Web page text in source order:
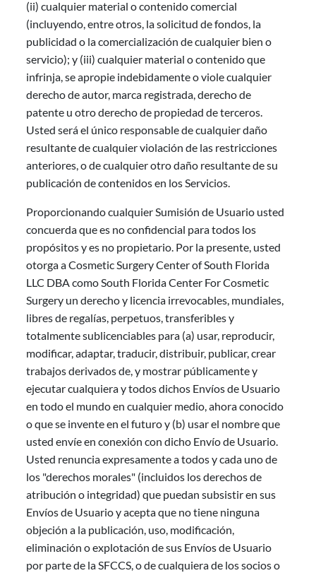
(ii) cualquier material o contenido comercial
(incluyendo, entre otros, la solicitud de fondos, la
publicidad o la comercialización de cualquier bien o
servicio); y (iii) cualquier material o contenido que
infrinja, se apropie indebidamente o viole cualquier
derecho de autor, marca registrada, derecho de
patente u otro derecho de propiedad de terceros.
Usted será el único responsable de cualquier daño
resultante de cualquier violación de las restricciones
anteriores, o de cualquier otro daño resultante de su
publicación de contenidos en los Servicios.
Proporcionando cualquier Sumisión de Usuario usted
concuerda que es no confidencial para todos los
propósitos y es no propietario. Por la presente, usted
otorga a Cosmetic Surgery Center of South Florida
LLC DBA como South Florida Center For Cosmetic
Surgery un derecho y licencia irrevocables, mundiales,
libres de regalías, perpetuos, transferibles y
totalmente sublicenciables para (a) usar, reproducir,
modificar, adaptar, traducir, distribuir, publicar, crear
trabajos derivados de, y mostrar públicamente y
ejecutar cualquiera y todos dichos Envíos de Usuario
en todo el mundo en cualquier medio, ahora conocido
o que se invente en el futuro y (b) usar el nombre que
usted envíe en conexión con dicho Envío de Usuario.
Usted renuncia expresamente a todos y cada uno de
los "derechos morales" (incluidos los derechos de
atribución o integridad) que puedan subsistir en sus
Envíos de Usuario y acepta que no tiene ninguna
objeción a la publicación, uso, modificación,
eliminación o explotación de sus Envíos de Usuario
por parte de la SFCCS, o de cualquiera de los socios o